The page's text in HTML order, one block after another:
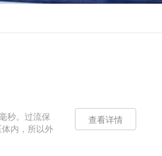
秒。过流保
内，所以外
查看详情